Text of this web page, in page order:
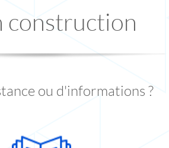
construction
ou d'informations ?